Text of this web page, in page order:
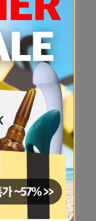
b35705e3
b0698958